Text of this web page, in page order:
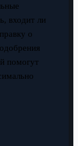
входит ли
о
помогут